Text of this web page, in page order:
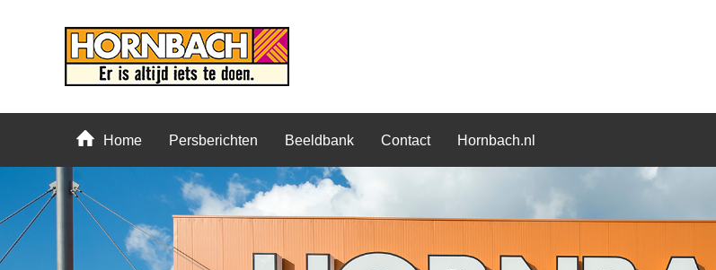
Home Persberichten Beeldbank Contact Hornbach.nl